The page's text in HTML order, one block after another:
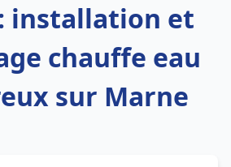
installation et
chauffe eau
sur Marne